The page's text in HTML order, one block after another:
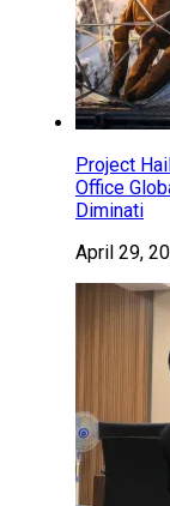
Project
Office
Diminati
April 29,